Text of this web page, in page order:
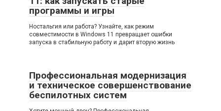
программы и игры
Ностальгия или работа? Узнайте, как режим
совместимости в Windows 11 превращает ошибки
запуска в стабильную работу и дарит вторую жизнь
Профессиональная модернизация
и техническое совершенствование
беспилотных систем